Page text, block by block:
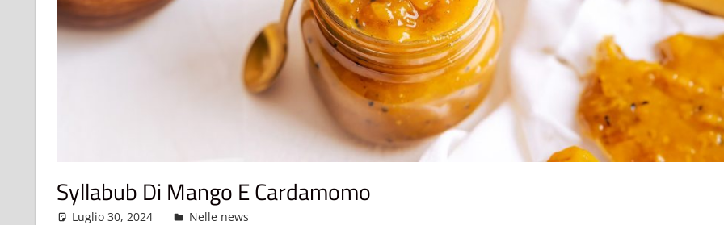
Syllabub Di Mango E Cardamomo
Luglio 30, 2024 admin
Nelle news